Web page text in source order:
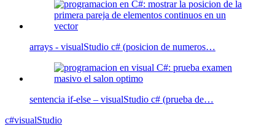
arrays - visualStudio c# (posicion de numeros…
sentencia if-else – visualStudio c# (prueba de…
c#visualStudio